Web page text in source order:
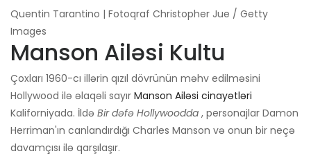
Quentin Tarantino | Fotoqraf Christopher Jue / Getty
Images
Manson Ailəsi Kultu
Çoxları 1960-cı illərin qızıl dövrünün məhv edilməsini
Hollywood ilə əlaqəli sayır Manson Ailəsi cinayətləri
Kaliforniyada. İldə Bir dəfə Hollywoodda , personajlar Damon
Herriman'ın canlandırdığı Charles Manson və onun bir neçə
davamçısı ilə qarşılaşır.